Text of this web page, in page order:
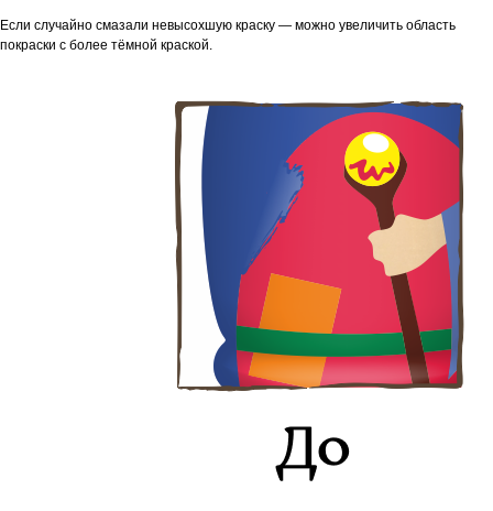
Если случайно смазали невысохшую краску — можно увеличить область
покраски с более тёмной краской.